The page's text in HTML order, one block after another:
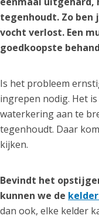
tegenhoudt. Zo ben
vocht verlost. Een
goedkoopste
Is het probleem
ingrepen nodig. Het
waterkering aan te
tegenhoudt. Daar
kijken.
Bevindt het
kunnen we de
dan ook, elke kelder